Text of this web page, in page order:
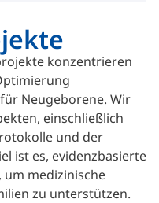
konzentrieren
Neugeborene. Wir
einschließlich
und der
ist es, evidenzbasierte
medizinische
zu unterstützen.